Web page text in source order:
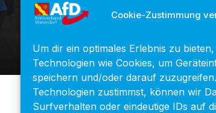
Cookie-Zustimmung
Um dir ein optimales Erlebnis zu
Technologien wie Cookies, um
speichern und/oder darauf
Technologien zustimmst, können wir
Surfverhalten oder eindeutige IDs auf
Kernenergie